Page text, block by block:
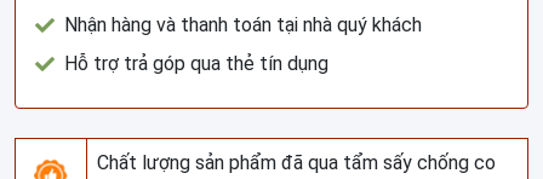
Nhận hàng và thanh toán tại nhà quý khách
Hỗ trợ trả góp qua thẻ tín dụng
Chất lượng sản phẩm đã qua tẩm sấy chống co